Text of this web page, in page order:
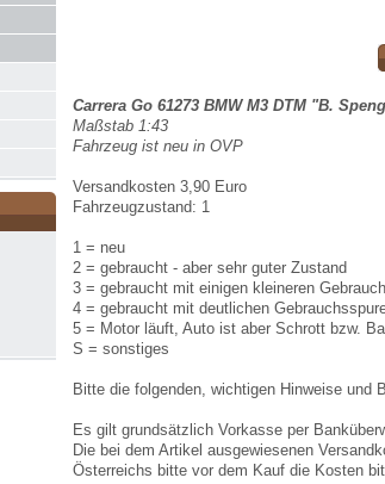
Carrera Go 61273 BMW M3 DTM "B.
Maßstab 1:43
Fahrzeug ist neu in OVP
Versandkosten 3,90 Euro
Fahrzeugzustand: 1
1 = neu
2 = gebraucht - aber sehr guter Zustand
3 = gebraucht mit einigen kleineren
4 = gebraucht mit deutlichen
5 = Motor läuft, Auto ist aber Schrott bzw.
S = sonstiges
Bitte die folgenden, wichtigen Hinweise und
Es gilt grundsätzlich Vorkasse per
Die bei dem Artikel ausgewiesenen
Österreichs bitte vor dem Kauf die Kosten